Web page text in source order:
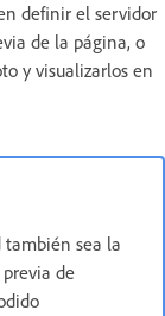
definir el servidor
de la página, o
y visualizarlos en
también sea la
de